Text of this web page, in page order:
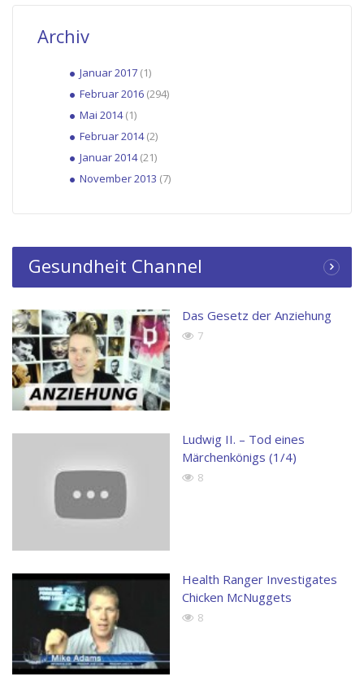
Archiv
Januar 2017 (1)
Februar 2016 (294)
Mai 2014(1)
Februar 2014(2)
Januar 2014(21)
November 2013 (7)
Gesundheit Channel
Das Gesetz der Anziehung
7
Ludwig II. – Tod eines
Märchenkönigs (1/4)
8
Health Ranger Investigates
Chicken McNuggets
8